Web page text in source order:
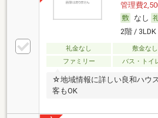
管理費
なし
2階 /
礼金なし 敷金なし
ファミリー
バス・トイ
☆地域情報に詳しい良和ハウ
客もOK